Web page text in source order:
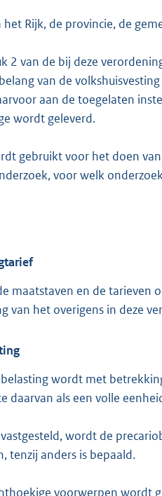
Rijk, de provincie, de
2 van de bij deze
van de
aan de toegelaten
wordt geleverd.
gebruikt voor het doen
voor welk
maatstaven en de tarieven
van het overigens in deze
wordt met
daarvan als een volle
wordt de
tenzij anders is bepaald.
voorwerpen wordt